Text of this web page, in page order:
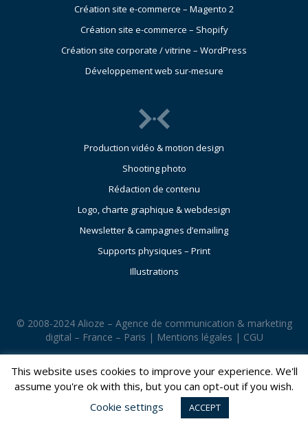
Création site e-commerce – Magento 2
Création site e-commerce – Shopify
Création site corporate / vitrine – WordPress
Développement web sur-mesure
Production vidéo & motion design
Shooting photo
Rédaction de contenu
Logo, charte graphique & webdesign
Newsletter & campagnes d’emailing
Supports physiques – Print
Illustrations
© 2008-2024 Alioze – Agence de communication & marketing
digital – France – Paris | Mentions légales | CGU
This website uses cookies to improve your experience. We'll
assume you're ok with this, but you can opt-out if you wish.
Cookie settings
ACCEPT